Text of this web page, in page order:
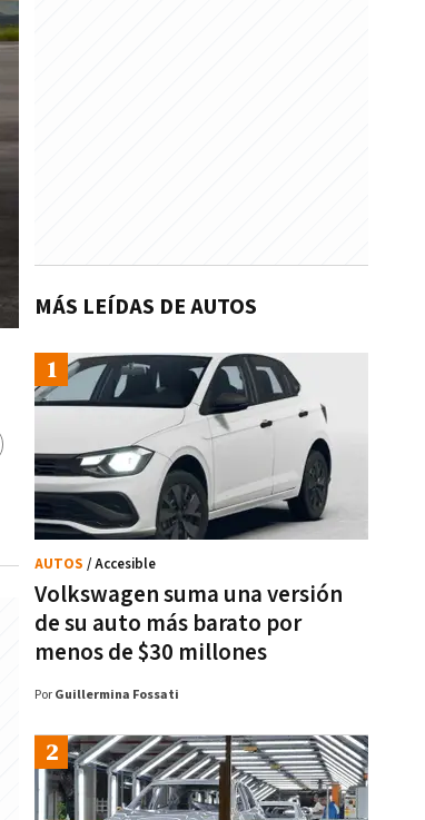
MÁS LEÍDAS DE AUTOS
Volkswagen suma una versión
de su auto más barato por
menos de $30 millones
AUTOS / Accesible
Por Guillermina Fossati